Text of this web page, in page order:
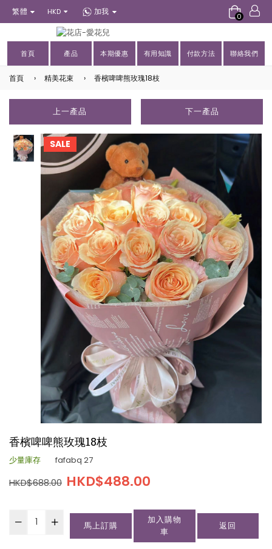
繁體 HKD 加我 0
首頁 產品 本期優惠 有用知識 付款方法 聯絡我們
首頁 › 精美花束 › 香檳啤啤熊玫瑰18枝
上一產品 下一產品
SALE
香檳啤啤熊玫瑰18枝
少量庫存 fafabq 27
HKD$688.00 HKD$488.00
馬上訂購
加入購物
車
返回